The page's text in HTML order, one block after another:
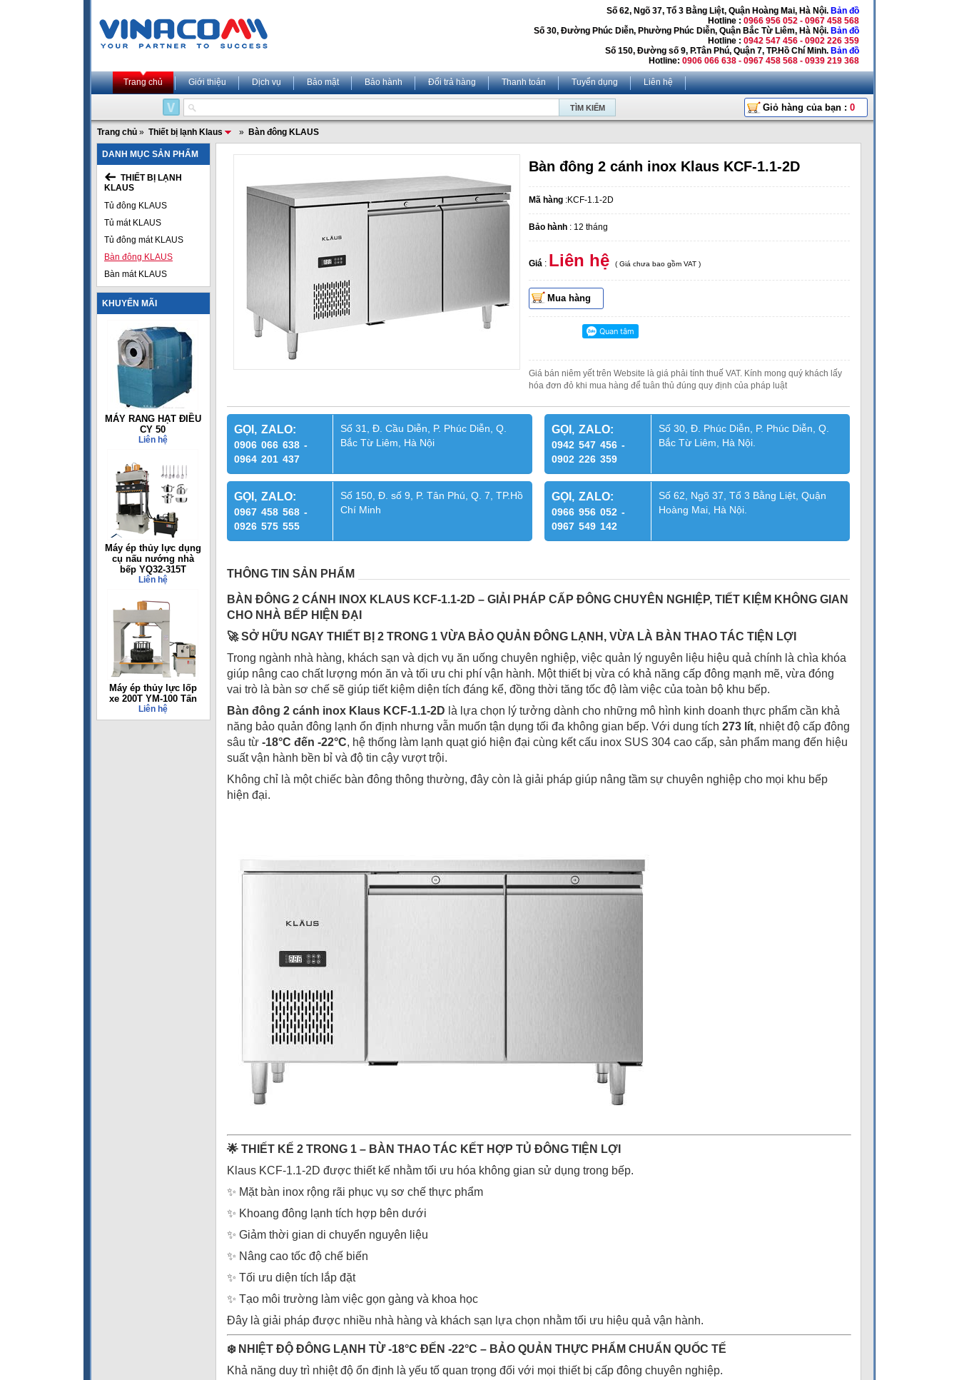
Số 62, Ngõ 37, Tổ 3 Bằng Liệt, Quận Hoàng Mai, Hà Nội. Bản đồ
Hotline : 0966 956 052 - 0967 458 568
Số 30, Đường Phúc Diễn, Phường Phúc Diễn, Quận Bắc Từ Liêm, Hà Nội. Bản đồ
Hotline : 0942 547 456 - 0902 226 359
Số 150, Đường số 9, P.Tân Phú, Quận 7, TP.Hồ Chí Minh. Bản đồ
Hotline: 0906 066 638 - 0967 458 568 - 0939 219 368
Trang chủ Giới thiệu Dịch vụ Bảo mật Bảo hành Đổi trả hàng Thanh toán Tuyển dụng Liên hệ
Giỏ hàng của bạn : 0
Trang chủ » Thiết bị lạnh Klaus » Bàn đông KLAUS
DANH MỤC SẢN PHẨM
THIẾT BỊ LẠNH
KLAUS
Tủ đông KLAUS
Tủ mát KLAUS
Tủ đông mát KLAUS
Bàn đông KLAUS
Bàn mát KLAUS
KHUYẾN MÃI
MÁY RANG HẠT ĐIỀU
CY 50
Liên hệ
Máy ép thủy lực dụng
cụ nấu nướng nhà
bếp YQ32-315T
Liên hệ
Máy ép thủy lực lốp
xe 200T YM-100 Tấn
Liên hệ
Bàn đông 2 cánh inox Klaus KCF-1.1-2D
Mã hàng :KCF-1.1-2D
Bảo hành : 12 tháng
Giá : Liên hệ ( Giá chưa bao gồm VAT )
Mua hàng
Giá bán niêm yết trên Website là giá phải tính thuế VAT. Kính mong quý khách lấy
hóa đơn đỏ khi mua hàng để tuân thủ đúng quy định của pháp luật
GỌI, ZALO:
0906 066 638 -
0964 201 437
Số 31, Đ. Cầu Diễn, P. Phúc Diễn, Q.
Bắc Từ Liêm, Hà Nội
GỌI, ZALO:
0942 547 456 -
0902 226 359
Số 30, Đ. Phúc Diễn, P. Phúc Diễn, Q.
Bắc Từ Liêm, Hà Nội.
GỌI, ZALO:
0967 458 568 -
0926 575 555
Số 150, Đ. số 9, P. Tân Phú, Q. 7, TP.Hồ
Chí Minh
GỌI, ZALO:
0966 956 052 -
0967 549 142
Số 62, Ngõ 37, Tổ 3 Bằng Liệt, Quận
Hoàng Mai, Hà Nội.
THÔNG TIN SẢN PHẨM
BÀN ĐÔNG 2 CÁNH INOX KLAUS KCF-1.1-2D – GIẢI PHÁP CẤP ĐÔNG CHUYÊN NGHIỆP, TIẾT KIỆM KHÔNG GIAN
CHO NHÀ BẾP HIỆN ĐẠI
🚀 SỞ HỮU NGAY THIẾT BỊ 2 TRONG 1 VỪA BẢO QUẢN ĐÔNG LẠNH, VỪA LÀ BÀN THAO TÁC TIỆN LỢI
Trong ngành nhà hàng, khách sạn và dịch vụ ăn uống chuyên nghiệp, việc quản lý nguyên liệu hiệu quả chính là chìa khóa
giúp nâng cao chất lượng món ăn và tối ưu chi phí vận hành. Một thiết bị vừa có khả năng cấp đông mạnh mẽ, vừa đóng
vai trò là bàn sơ chế sẽ giúp tiết kiệm diện tích đáng kể, đồng thời tăng tốc độ làm việc của toàn bộ khu bếp.
Bàn đông 2 cánh inox Klaus KCF-1.1-2D là lựa chọn lý tưởng dành cho những mô hình kinh doanh thực phẩm cần khả
năng bảo quản đông lạnh ổn định nhưng vẫn muốn tận dụng tối đa không gian bếp. Với dung tích 273 lít, nhiệt độ cấp đông
sâu từ -18°C đến -22°C, hệ thống làm lạnh quạt gió hiện đại cùng kết cấu inox SUS 304 cao cấp, sản phẩm mang đến hiệu
suất vận hành bền bỉ và độ tin cậy vượt trội.
Không chỉ là một chiếc bàn đông thông thường, đây còn là giải pháp giúp nâng tầm sự chuyên nghiệp cho mọi khu bếp
hiện đại.
🌟 THIẾT KẾ 2 TRONG 1 – BÀN THAO TÁC KẾT HỢP TỦ ĐÔNG TIỆN LỢI
Klaus KCF-1.1-2D được thiết kế nhằm tối ưu hóa không gian sử dụng trong bếp.
✨ Mặt bàn inox rộng rãi phục vụ sơ chế thực phẩm
✨ Khoang đông lạnh tích hợp bên dưới
✨ Giảm thời gian di chuyển nguyên liệu
✨ Nâng cao tốc độ chế biến
✨ Tối ưu diện tích lắp đặt
✨ Tạo môi trường làm việc gọn gàng và khoa học
Đây là giải pháp được nhiều nhà hàng và khách sạn lựa chọn nhằm tối ưu hiệu quả vận hành.
❄️ NHIỆT ĐỘ ĐÔNG LẠNH TỪ -18°C ĐẾN -22°C – BẢO QUẢN THỰC PHẨM CHUẨN QUỐC TẾ
Khả năng duy trì nhiệt độ ổn định là yếu tố quan trọng đối với mọi thiết bị cấp đông chuyên nghiệp.